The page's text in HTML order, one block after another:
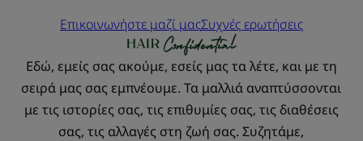
Επικοινωνήστε μαζί μαςΣυχνές ερωτήσεις
Εδώ, εμείς σας ακούμε, εσείς μας τα λέτε, και με τη
σειρά μας σας εμπνέουμε. Τα μαλλιά αναπτύσσονται
με τις ιστορίες σας, τις επιθυμίες σας, τις διαθέσεις
σας, τις αλλαγές στη ζωή σας. Συζητάμε,